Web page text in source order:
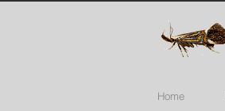
Home